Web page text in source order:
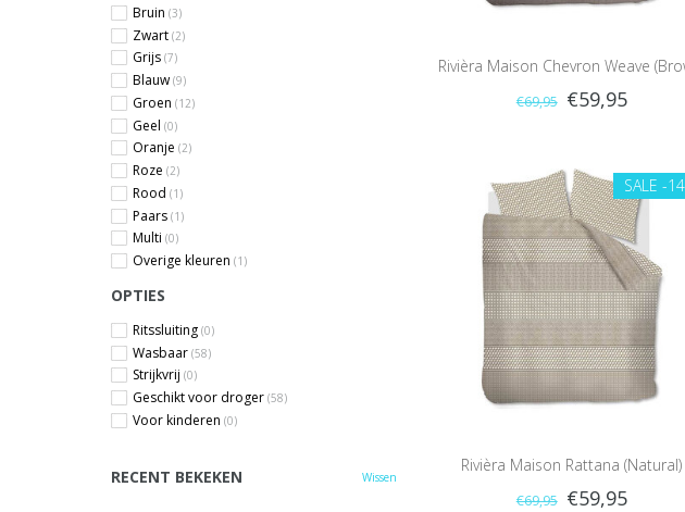
Bruin (3)
Zwart (2)
Grijs (7)
Blauw (9)
Groen (12)
Geel (0)
Oranje (2)
Roze (2)
Rood (1)
Paars (1)
Multi (0)
Overige kleuren (1)
OPTIES
Ritssluiting (0)
Wasbaar (58)
Strijkvrij (0)
Geschikt voor droger (58)
Voor kinderen (0)
RECENT BEKEKEN Wissen
Rivièra Maison Chevron Weave
€69,95 €59,95
SALE -
Rivièra Maison Rattana (Natural)
€69,95 €59,95